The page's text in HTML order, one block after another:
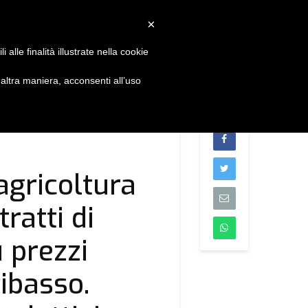
di
×
alle finalità illustrate nella cookie
maniera, acconsenti all’uso